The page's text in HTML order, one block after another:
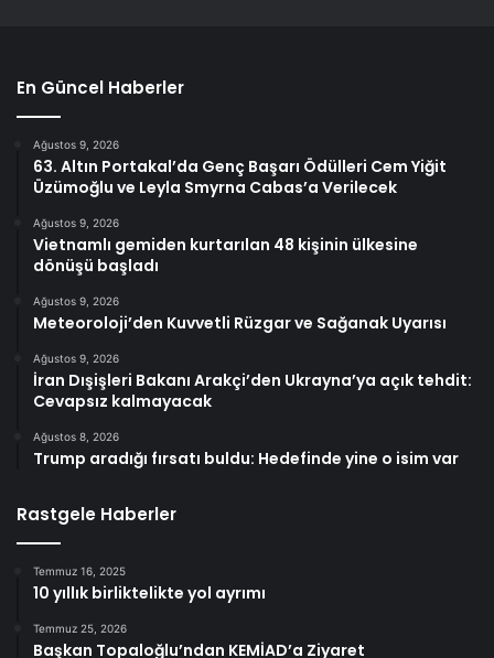
En Güncel Haberler
Ağustos 9, 2026
63. Altın Portakal’da Genç Başarı Ödülleri Cem Yiğit
Üzümoğlu ve Leyla Smyrna Cabas’a Verilecek
Ağustos 9, 2026
Vietnamlı gemiden kurtarılan 48 kişinin ülkesine
dönüşü başladı
Ağustos 9, 2026
Meteoroloji’den Kuvvetli Rüzgar ve Sağanak Uyarısı
Ağustos 9, 2026
İran Dışişleri Bakanı Arakçi’den Ukrayna’ya açık tehdit:
Cevapsız kalmayacak
Ağustos 8, 2026
Trump aradığı fırsatı buldu: Hedefinde yine o isim var
Rastgele Haberler
Temmuz 16, 2025
10 yıllık birliktelikte yol ayrımı
Temmuz 25, 2026
Başkan Topaloğlu’ndan KEMİAD’a Ziyaret